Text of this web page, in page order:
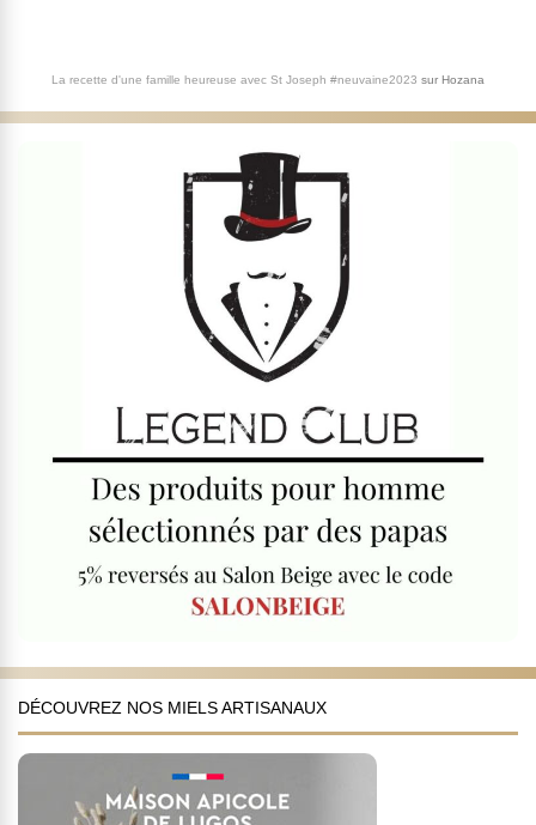
La recette d'une famille heureuse avec St Joseph #neuvaine2023 sur Hozana
DÉCOUVREZ NOS MIELS ARTISANAUX